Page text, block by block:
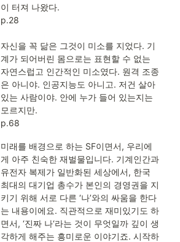
이 터져 나왔다.
p.28
자신을 꼭 닮은 그것이 미소를 지었다. 기
계가 되어버린 몸으로는 표현할 수 없는
자연스럽고 인간적인 미소였다. 원격 조종
은 아니야. 인공지능도 아니고. 저건 살아
있는 사람이야. 안에 누가 들어 있는지는
모르지만.
p.68
미래를 배경으로 하는 SF이면서, 우리에
게 아주 친숙한 재벌물입니다. 기계인간과
유전자 복제가 일반화된 세상에서, 한국
최대의 대기업 총수가 본인의 경영권을 지
키기 위해 서로 다른 ‘나’와의 싸움을 한다
는 내용이에요. 직관적으로 재미있기도 하
면서, ‘진짜 나‘라는 것이 무엇일까 깊이 생
각하게 해주는 흥미로운 이야기죠. 시작하